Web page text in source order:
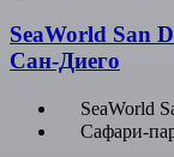
SeaWorld San
Сан-Диего
SeaWorld
Сафари-